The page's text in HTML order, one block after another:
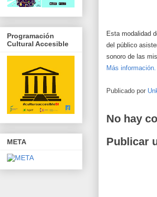
Esta modalidad
del público
sonoro de las
Más información.
Publicado por
No hay
Publicar
Programación
Cultural Accesible
META